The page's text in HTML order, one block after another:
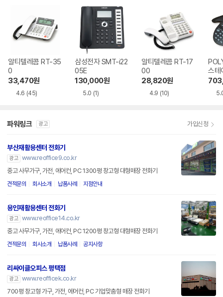
알티텔레콤 RT-35
0
33,470원
4.6 (45)
삼성전자 SMT-i22
05E
130,000원
5.0 (1)
알티텔레콤 RT-17
00
28,820원
4.9 (10)
스테
파워링크 광고 가입신청
부산재활용센터 전화기
광고 www.reoffice9.co.kr
중고 사무가구, 가전, 에어컨, PC 1300평 창고형 대형매장 전화기
견적문의 회사소개 납품사례 지점안내
용인재활용센터 전화기
광고 www.reoffice14.co.kr
중고 사무가구, 가전, 에어컨, PC 1200평 창고형 대형매장 전화기
견적문의 회사소개 납품사례 공지사항
리싸이클오피스 평택점
광고 www.reofficek.co.kr
700평 창고형 가구, 가전, 에어컨, PC 기업맞춤형 매장 전화기